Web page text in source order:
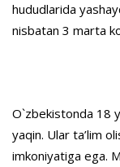
hududlarida
nisbatan 3 marta
O`zbekistonda 18
yaqin. Ular ta’lim
imkoniyatiga ega.